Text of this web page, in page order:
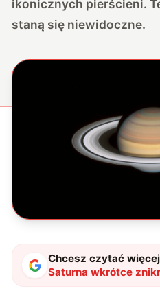
ikonicznych pierścieni.
staną się niewidoczne.
Chcesz czytać
Saturna wkrótce
póki mamy okazję"?